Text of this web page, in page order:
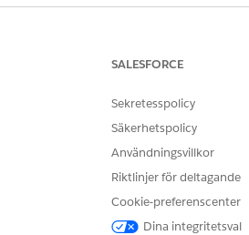
SALESFORCE
Sekretesspolicy
Säkerhetspolicy
Användningsvillkor
Riktlinjer för deltagande
Cookie-preferenscenter
Dina integritetsval